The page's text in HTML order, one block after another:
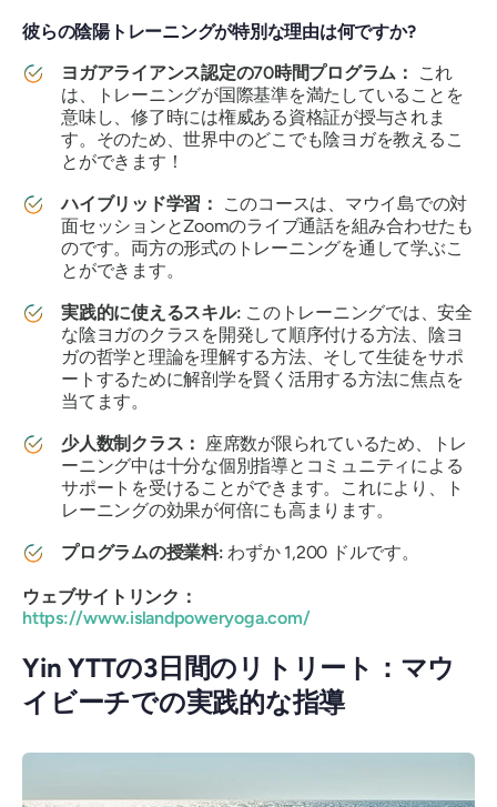
彼らの陰陽トレーニングが特別な理由は何ですか?
ヨガアライアンス認定の70時間プログラム：
これ
は、トレーニングが国際基準を満たしていることを
意味し、修了時には権威ある資格証が授与されま
す。そのため、世界中のどこでも陰ヨガを教えるこ
とができます！
ハイブリッド学習：
このコースは、マウイ島での対
面セッションとZoomのライブ通話を組み合わせたも
のです。両方の形式のトレーニングを通して学ぶこ
とができます。
実践的に使えるスキル: このトレーニングでは、安全
な陰ヨガのクラスを開発して順序付ける方法、陰ヨ
ガの哲学と理論を理解する方法、そして生徒をサポ
ートするために解剖学を賢く活用する方法に焦点を
当てます。
少人数制クラス：
座席数が限られているため、トレ
ーニング中は十分な個別指導とコミュニティによる
サポートを受けることができます。これにより、ト
レーニングの効果が何倍にも高まります。
プログラムの授業料: わずか 1,200 ドルです。
ウェブサイトリンク：
https://www.islandpoweryoga.com/
Yin YTTの3日間のリトリート：マウ
イビーチでの実践的な指導